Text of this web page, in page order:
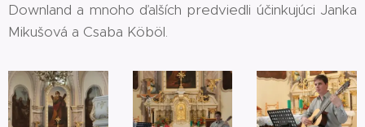
Downland a mnoho ďalších predviedli účinkujúci Janka
Mikušová a Csaba Köböl.